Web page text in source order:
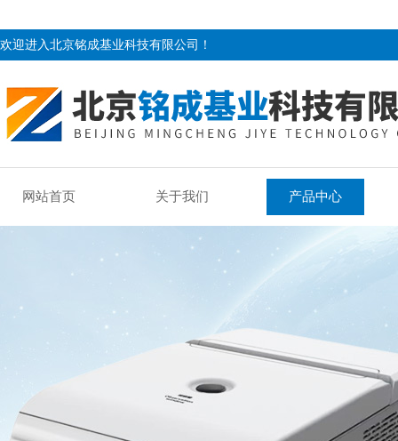
欢迎进入北京铭成基业科技有限公司！
网站首页 关于我们 产品中心